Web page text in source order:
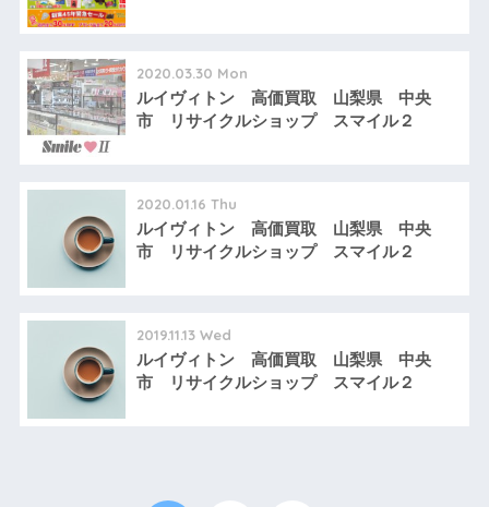
2020.03.30 Mon
ルイヴィトン 高価買取 山梨県 中央
市 リサイクルショップ スマイル２
2020.01.16 Thu
ルイヴィトン 高価買取 山梨県 中央
市 リサイクルショップ スマイル２
2019.11.13 Wed
ルイヴィトン 高価買取 山梨県 中央
市 リサイクルショップ スマイル２